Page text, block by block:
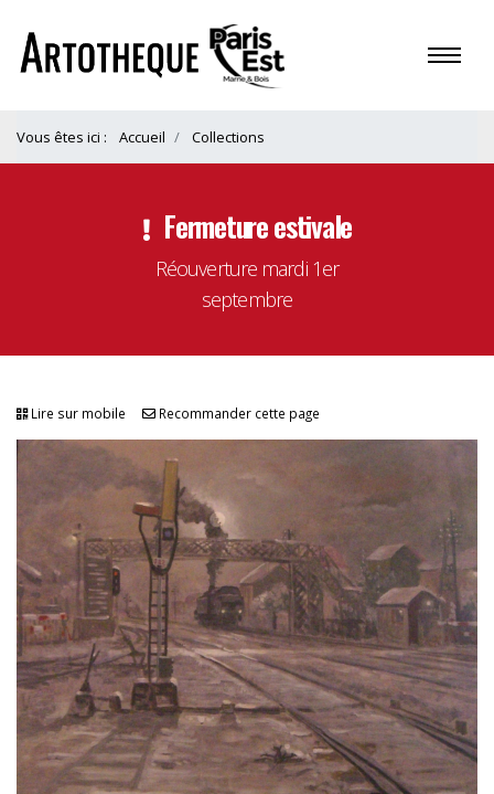
Vous êtes ici : Accueil Collections
Fermeture estivale
Réouverture mardi 1er
septembre
Lire sur mobile Recommander cette page